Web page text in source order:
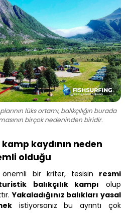
lüks ortamı, balıkçılığın burada
birçok nedeninden biridir.
kaydının neden
olduğu
önemli bir kriter, tesisin resmi
balıkçılık kampı olup
Yakaladığınız balıkları yasal
istiyorsanız bu ayrıntı çok